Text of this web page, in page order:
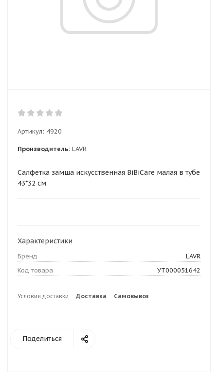
Артикул: 4920
Производитель: LAVR
Салфетка замша искусственная BiBiCare малая в тубе
43*32 см
Характеристики
Бренд
LAVR
Код товара
УТ000051642
Условия доставки Доставка Самовывоз
Поделиться